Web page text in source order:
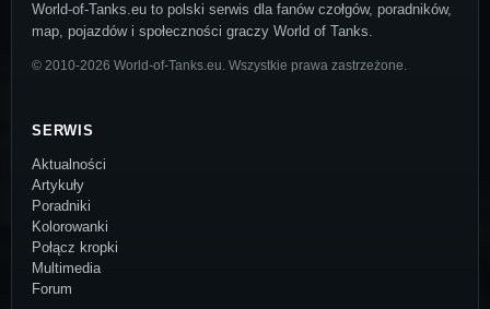
World-of-Tanks.eu to polski serwis dla fanów czołgów, poradników,
map, pojazdów i społeczności graczy World of Tanks.
© 2010-2026 World-of-Tanks.eu. Wszystkie prawa zastrzeżone.
SERWIS
Aktualności
Artykuły
Poradniki
Kolorowanki
Połącz kropki
Multimedia
Forum